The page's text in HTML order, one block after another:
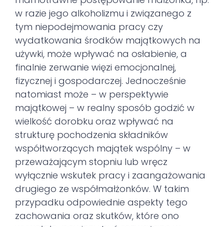
w razie jego alkoholizmu i związanego z
tym niepodejmowania pracy czy
wydatkowania środków majątkowych na
używki, może wpływać na osłabienie, a
finalnie zerwanie więzi emocjonalnej,
fizycznej i gospodarczej. Jednocześnie
natomiast może – w perspektywie
majątkowej – w realny sposób godzić w
wielkość dorobku oraz wpływać na
strukturę pochodzenia składników
współtworzących majątek wspólny – w
przeważającym stopniu lub wręcz
wyłącznie wskutek pracy i zaangażowania
drugiego ze współmałżonków. W takim
przypadku odpowiednie aspekty tego
zachowania oraz skutków, które ono